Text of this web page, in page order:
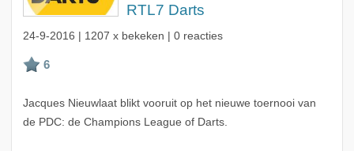
RTL7 Darts
24-9-2016 | 1207 x bekeken | 0 reacties
Jacques Nieuwlaat blikt vooruit op het nieuwe toernooi van
de PDC: de Champions League of Darts.